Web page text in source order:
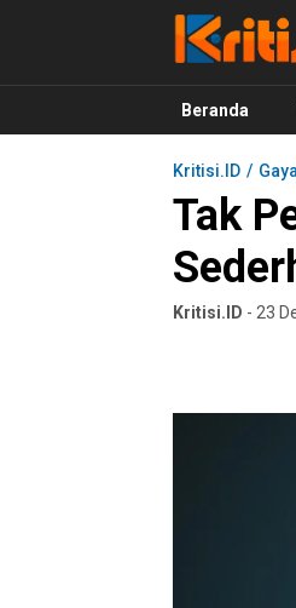
Kritisi.ID
Kritik untuk
Beranda
Kritisi.ID
Tak
Kritisi.ID - 23